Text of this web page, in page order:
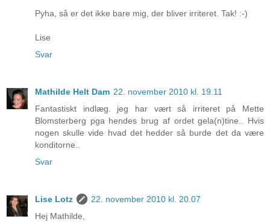
Pyha, så er det ikke bare mig, der bliver irriteret. Tak! :-)
Lise
Svar
Mathilde Helt Dam 22. november 2010 kl. 19.11
Fantastiskt indlæg. jeg har vært så irriteret på Mette
Blomsterberg pga hendes brug af ordet gela(n)tine.. Hvis
nogen skulle vide hvad det hedder så burde det da være
konditorne..
Svar
Lise Lotz
22. november 2010 kl. 20.07
Hej Mathilde,